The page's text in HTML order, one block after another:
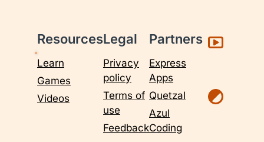
Resources
Learn
Games
Videos
Legal
Privacy
policy
Terms of
use
Feedback
Partners
Express
Apps
Quetzal
Azul
Coding